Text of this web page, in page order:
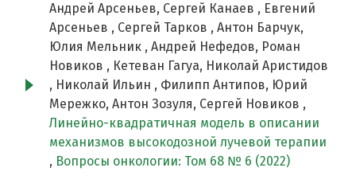
Андрей Арсеньев, Сергей Канаев , Евгений
Арсеньев , Сергей Тарков , Антон Барчук,
Юлия Мельник , Андрей Нефедов, Роман
Новиков , Кетеван Гагуа, Николай Аристидов
, Николай Ильин , Филипп Антипов, Юрий
Мережко, Антон Зозуля, Сергей Новиков ,
Линейно-квадратичная модель в описании
механизмов высокодозной лучевой терапии
, Вопросы онкологии: Том 68 № 6 (2022)